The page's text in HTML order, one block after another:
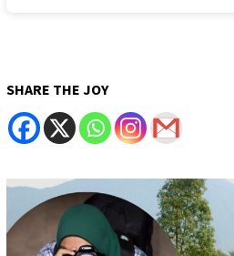
SHARE THE JOY